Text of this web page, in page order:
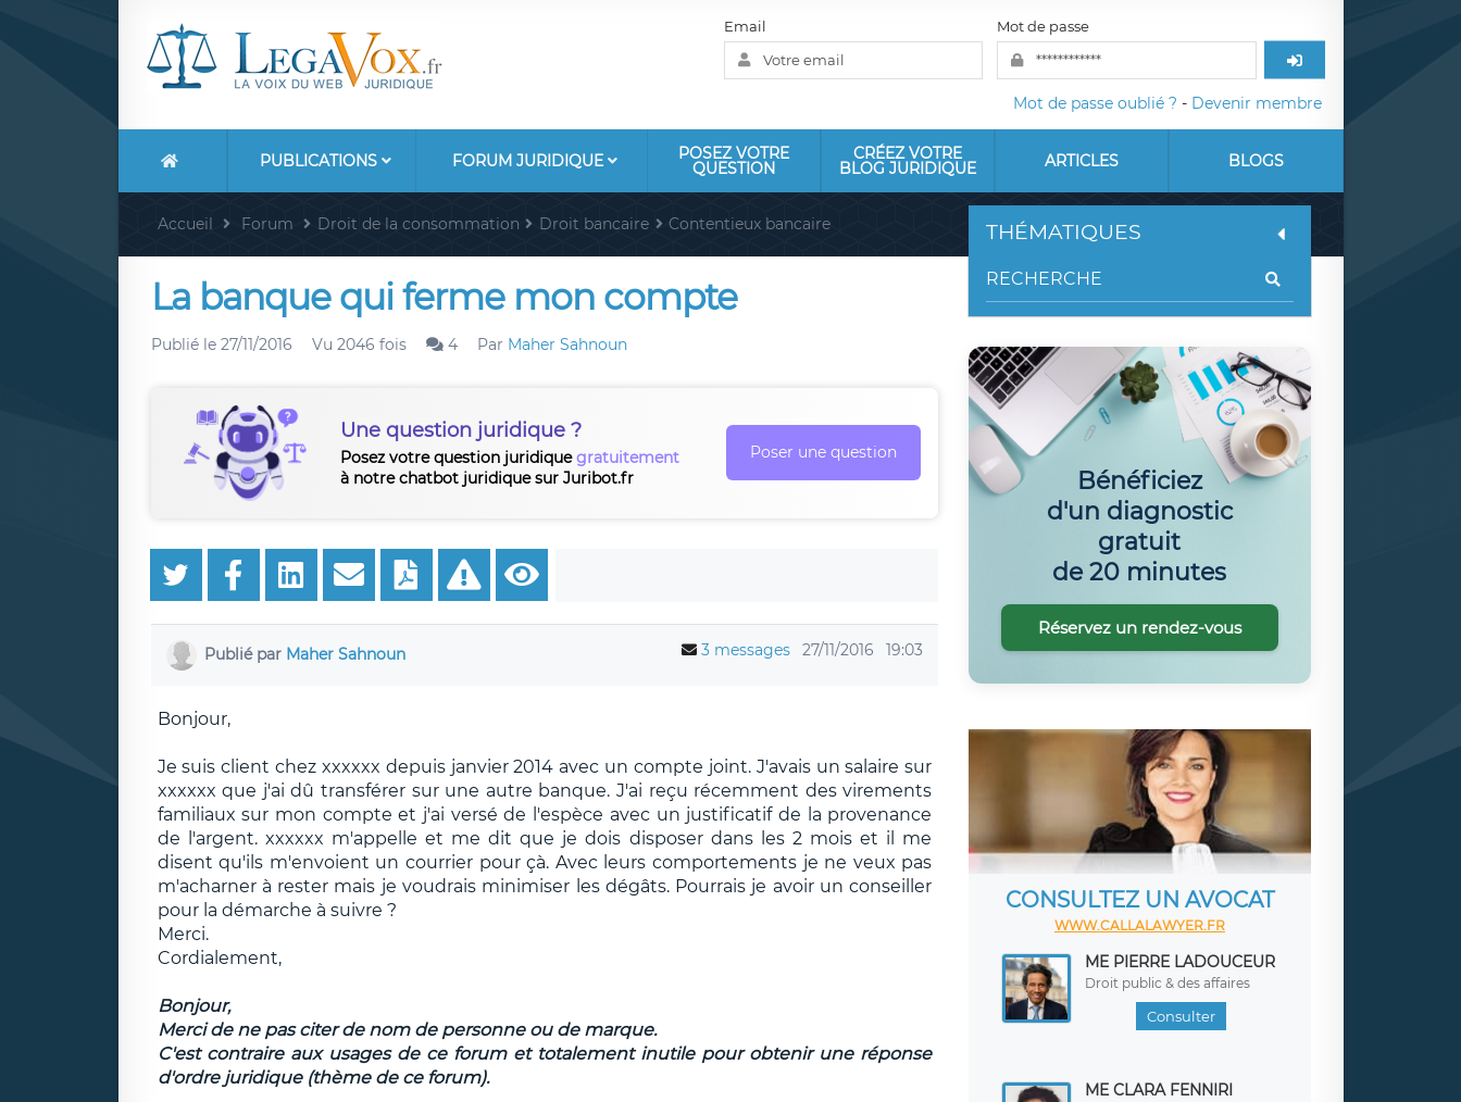
Email Mot de passe
Mot de passe oublié ? - Devenir membre
PUBLICATIONS FORUM JURIDIQUE POSEZ VOTRE
QUESTION
CRÉEZ VOTRE
BLOG JURIDIQUE ARTICLES BLOGS
Accueil Forum Droit de la consommation Droit bancaire Contentieux bancaire
La banque qui ferme mon compte
Publié le 27/11/2016 Vu 2046 fois 4 Par Maher Sahnoun
Une question juridique ?
Posez votre question juridiquegratuitement
à notre chatbot juridique sur Juribot.fr
Poser une question
Publié par Maher Sahnoun 3 messages 27/11/2016 19:03
Bonjour,
Je suis client chez xxxxxx depuis janvier 2014 avec un compte joint. J'avais un salaire sur
xxxxxx que j'ai dû transférer sur une autre banque. J'ai reçu récemment des virements
familiaux sur mon compte et j'ai versé de l'espèce avec un justificatif de la provenance
de l'argent. xxxxxx m'appelle et me dit que je dois disposer dans les 2 mois et il me
disent qu'ils m'envoient un courrier pour çà. Avec leurs comportements je ne veux pas
m'acharner à rester mais je voudrais minimiser les dégâts. Pourrais je avoir un conseiller
pour la démarche à suivre ?
Merci.
Cordialement,
Bonjour,
Merci de ne pas citer de nom de personne ou de marque.
C'est contraire aux usages de ce forum et totalement inutile pour obtenir une réponse
d'ordre juridique (thème de ce forum).
THÉMATIQUES
Bénéficiez
d'un diagnostic
gratuit
de 20 minutes
Réservez un rendez-vous
CONSULTEZ UN AVOCAT
WWW.CALLALAWYER.FR
ME PIERRE LADOUCEUR
Droit public & des affaires
Consulter
ME CLARA FENNIRI